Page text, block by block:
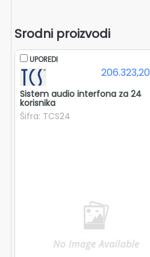
Srodni proizvodi
UPOREDI
206.323,20
Sistem audio interfona za 24
korisnika
Šifra: TCS24